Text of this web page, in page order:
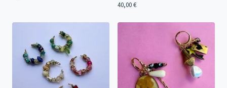
40,00€